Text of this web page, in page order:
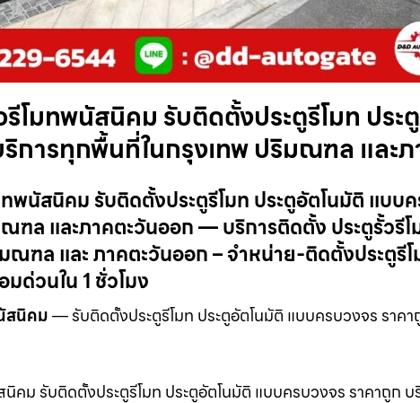
โมทพนัสนิคม รับติดตั้งประตูรีโมท ปร
การทุกพื้นที่ในกรุงเทพ ปริมณฑล และ
พนัสนิคม รับติดตั้งประตูรีโมท ประตูอัตโนมัติ แบบ
ฑล และภาคตะวันออก — บริการติดตั้ง ประตูรั้วรีโ
ณฑล และ ภาคตะวันออก – จำหน่าย-ติดตั้งประตูรี
มด่วนใน 1 ชั่วโมง
สนิคม— รับติดตั้งประตูรีโมท ประตูอัตโนมัติ แบบครบวงจร รา
คม รับติดตั้งประตูรีโมท ประตูอัตโนมัติ แบบครบวงจร ราคาถูก